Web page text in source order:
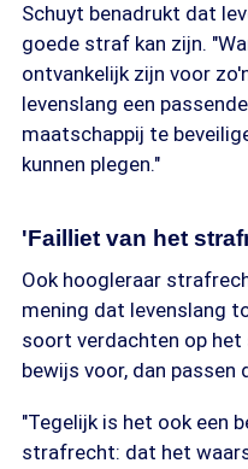
Schuyt benadrukt dat
goede straf kan zijn.
ontvankelijk zijn voor
levenslang een
maatschappij te
kunnen plegen."
'Failliet van het
Ook hoogleraar
mening dat levenslang
soort verdachten op het
bewijs voor, dan
"Tegelijk is het ook een
strafrecht: dat het